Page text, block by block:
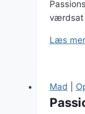
værdsat
Læs
Mad